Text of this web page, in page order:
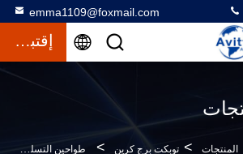
emma1109@foxmail.com
إقتباس
المنتجات > توبكت برج كرين > طواحين التسلق الخارجي للإنشاءات البرج QTZ 50 50m مواصفات البوم